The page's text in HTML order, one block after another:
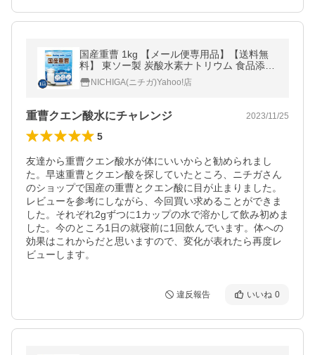
国産重曹 1kg 【メール便専用品】【送料無
料】 東ソー製 炭酸水素ナトリウム 食品添加
物 [01] NICHIGA(ニチガ)
NICHIGA(ニチガ)Yahoo!店
重曹クエン酸水にチャレンジ 2023/11/25
5
友達から重曹クエン酸水が体にいいからと勧められまし
た。早速重曹とクエン酸を探していたところ、ニチガさん
のショップで国産の重曹とクエン酸に目が止まりました。
レビューを参考にしながら、今回買い求めることができま
した。それぞれ2gずつに1カップの水で溶かして飲み初めま
した。今のところ1日の就寝前に1回飲んでいます。体への
効果はこれからだと思いますので、変化が表れたら再度レ
ビューします。
違反報告 いいね 0